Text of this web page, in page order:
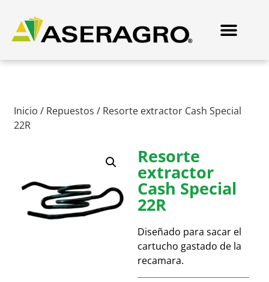
Inicio / Repuestos / Resorte extractor Cash Special
22R
Resorte
extractor
Cash Special
22R
Diseñado para sacar el
cartucho gastado de la
recamara.